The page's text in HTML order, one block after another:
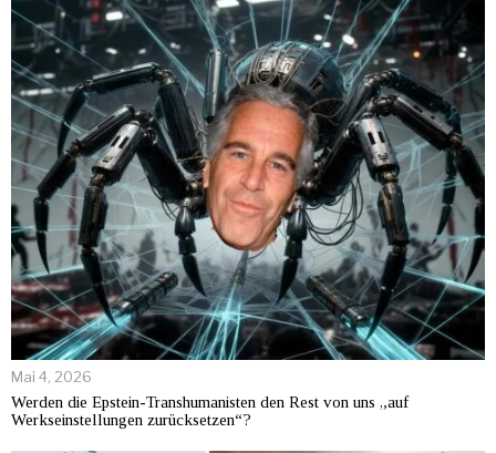
Mai 4, 2026
Werden die Epstein-Transhumanisten den Rest von uns „auf
Werkseinstellungen zurücksetzen“?